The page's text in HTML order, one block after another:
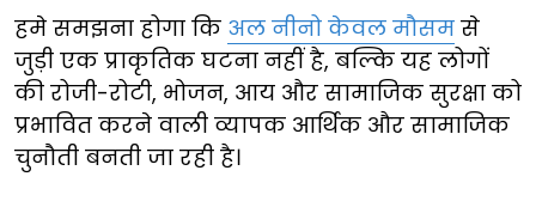
हमे समझना होगा कि अल नीनो केवल मौसम से
जुड़ी एक प्राकृतिक घटना नहीं है, बल्कि यह लोगों
की रोजी-रोटी, भोजन, आय और सामाजिक सुरक्षा को
प्रभावित करने वाली व्यापक आर्थिक और सामाजिक
चुनौती बनती जा रही है।